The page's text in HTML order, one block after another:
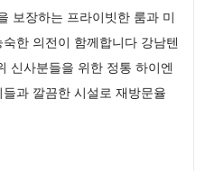
보장하는 프라이빗한 룸과 미
한 의전이 함께합니다 강남텐
신사분들을 위한 정통 하이엔
과 깔끔한 시설로 재방문율